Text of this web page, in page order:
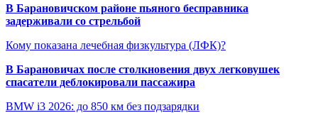
В Барановичском районе пьяного бесправника
задерживали со стрельбой
Кому показана лечебная физкультура (ЛФК)?
В Барановичах после столкновения двух легковушек
спасатели деблокировали пассажира
BMW i3 2026: до 850 км без подзарядки